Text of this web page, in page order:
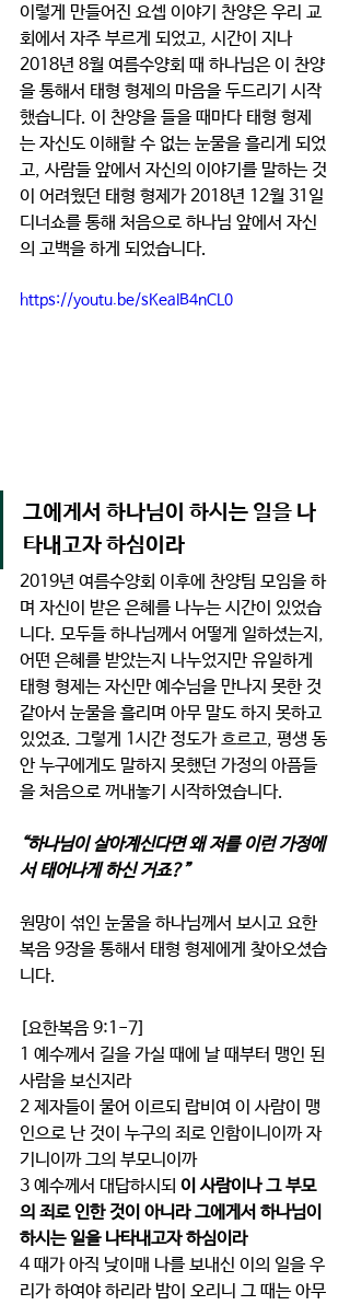
이렇게 만들어진 요셉 이야기 찬양은 우리 교
회에서 자주 부르게 되었고, 시간이 지나
2018년 8월 여름수양회 때 하나님은 이 찬양
을 통해서 태형 형제의 마음을 두드리기 시작
했습니다. 이 찬양을 들을 때마다 태형 형제
는 자신도 이해할 수 없는 눈물을 흘리게 되었
고, 사람들 앞에서 자신의 이야기를 말하는 것
이 어려웠던 태형 형제가 2018년 12월 31일
디너쇼를 통해 처음으로 하나님 앞에서 자신
의 고백을 하게 되었습니다.
https://youtu.be/sKeaIB4nCL0
그에게서 하나님이 하시는 일을 나
타내고자 하심이라
2019년 여름수양회 이후에 찬양팀 모임을 하
며 자신이 받은 은혜를 나누는 시간이 있었습
니다. 모두들 하나님께서 어떻게 일하셨는지,
어떤 은혜를 받았는지 나누었지만 유일하게
태형 형제는 자신만 예수님을 만나지 못한 것
같아서 눈물을 흘리며 아무 말도 하지 못하고
있었죠. 그렇게 1시간 정도가 흐르고, 평생 동
안 누구에게도 말하지 못했던 가정의 아픔들
을 처음으로 꺼내놓기 시작하였습니다.
“하나님이 살아계신다면 왜 저를 이런 가정에
서 태어나게 하신 거죠?”
원망이 섞인 눈물을 하나님께서 보시고 요한
복음 9장을 통해서 태형 형제에게 찾아오셨습
니다.
[요한복음 9:1-7]
1 예수께서 길을 가실 때에 날 때부터 맹인 된
사람을 보신지라
2 제자들이 물어 이르되 랍비여 이 사람이 맹
인으로 난 것이 누구의 죄로 인함이니이까 자
기니이까 그의 부모니이까
3 예수께서 대답하시되 이 사람이나 그 부모
의 죄로 인한 것이 아니라 그에게서 하나님이
하시는 일을 나타내고자 하심이라
4 때가 아직 낮이매 나를 보내신 이의 일을 우
리가 하여야 하리라 밤이 오리니 그 때는 아무